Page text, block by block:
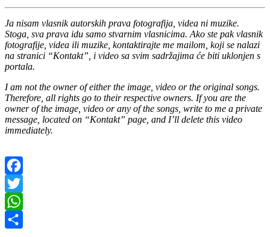
Ja nisam vlasnik autorskih prava fotografija, videa ni muzike.
Stoga, sva prava idu samo stvarnim vlasnicima. Ako ste pak vlasnik
fotografije, videa ili muzike, kontaktirajte me mailom, koji se nalazi
na stranici “Kontakt”, i video sa svim sadržajima će biti uklonjen s
portala.
I am not the owner of either the image, video or the original songs.
Therefore, all rights go to their respective owners. If you are the
owner of the image, video or any of the songs, write to me a private
message, located on “Kontakt” page, and I’ll delete this video
immediately.
Facebook
Twitter
WhatsApp